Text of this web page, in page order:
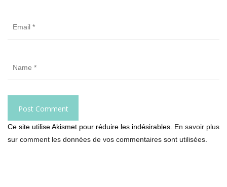
Ce site utilise Akismet pour réduire les indésirables. En savoir plus
sur comment les données de vos commentaires sont utilisées